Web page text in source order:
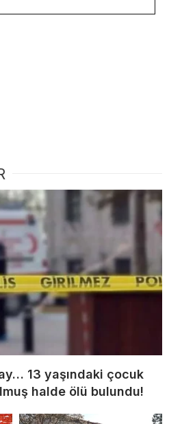
13 yaşındaki çocuk
halde ölü bulundu!